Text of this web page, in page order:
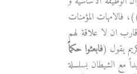
فالامهات المؤمنات
ان لا علاقة لهم
يقول (فابعثوا حكماً
يكون مقيداً مع الشيطان بسلسلة